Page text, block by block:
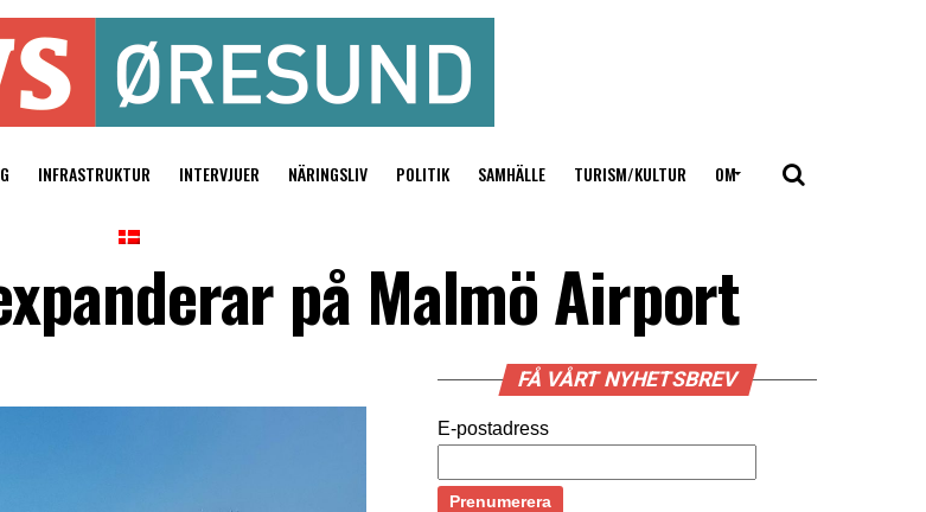
INFRASTRUKTUR INTERVJUER NÄRINGSLIV POLITIK SAMHÄLLE TURISM/KULTUR OM
på Malmö Airport
FÅ VÅRT NYHETSBREV
E-postadress